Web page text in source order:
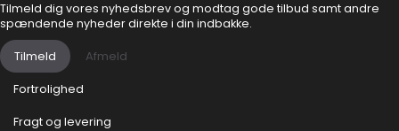
Tilmeld dig vores nyhedsbrev og modtag gode tilbud samt andre
spændende nyheder direkte i din indbakke.
Tilmeld Afmeld
Fortrolighed
Fragt og levering